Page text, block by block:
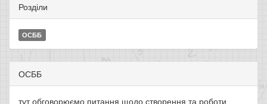
Розділи
ОСББ
ОСББ
тут обговорюємо питання щодо створення та роботи